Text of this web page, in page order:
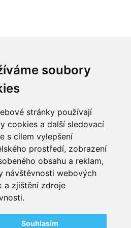
soubory
stránky používají
cookies a další sledovací
s cílem vylepšení
prostředí, zobrazení
obsahu a reklam,
návštěvnosti webových
a zjištění zdroje
Souhlasím
práva vyhrazena | Svatební